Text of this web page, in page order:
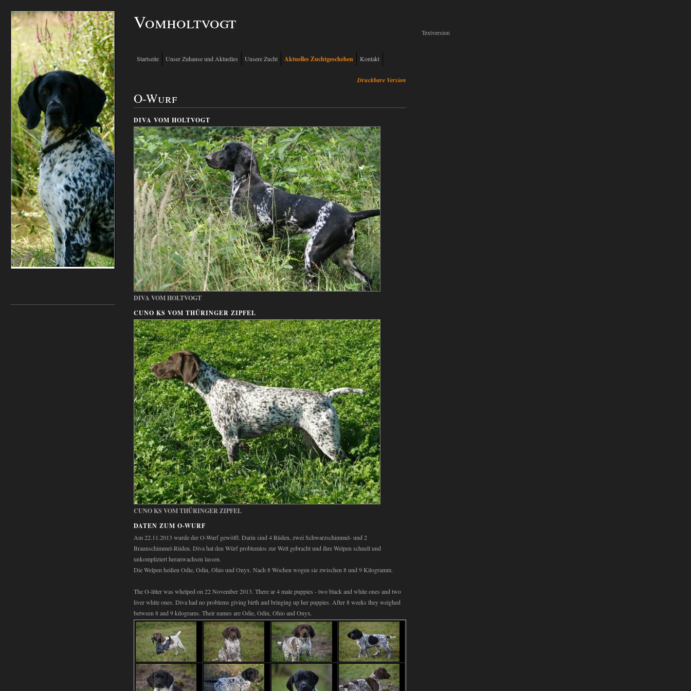
Vomholtvogt Textversion
Textversion
Startseite Unser Zuhause und Aktuelles Unsere Zucht Aktuelles Zuchtgeschehen Kontakt
Druckbare Version
O-Wurf
DIVA VOM HOLTVOGT
DIVA VOM HOLTVOGT
CUNO KS VOM THÜRINGER ZIPFEL
CUNO KS VOM THÜRINGER ZIPFEL
DATEN ZUM O-WURF
Am 22.11.2013 wurde der O-Wurf gewölft. Darin sind 4 Rüden, zwei Schwarzschimmel- und 2
Braunschimmel-Rüden. Diva hat den Würf problemlos zur Welt gebracht und ihre Welpen schnell und
unkompliziert heranwachsen lassen.
Die Welpen heißen Odie, Odin, Ohio und Onyx. Nach 8 Wochen wogen sie zwischen 8 und 9 Kilogramm.
The O-litter was whelped on 22 November 2013. There ar 4 male puppies - two black and white ones and two
liver white ones. Diva had no problems giving birth and bringing up her puppies. After 8 weeks they weighed
between 8 and 9 kilograms. Their names are Odie, Odin, Ohio and Onyx.